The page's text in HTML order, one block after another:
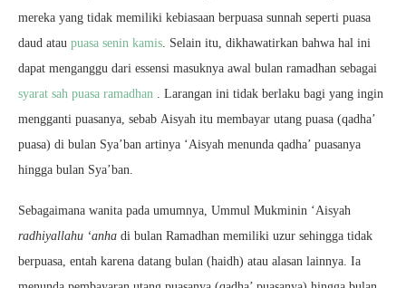
mereka yang tidak memiliki kebiasaan berpuasa sunnah seperti puasa
daud atau puasa senin kamis. Selain itu, dikhawatirkan bahwa hal ini
dapat menganggu dari essensi masuknya awal bulan ramadhan sebagai
syarat sah puasa ramadhan . Larangan ini tidak berlaku bagi yang ingin
mengganti puasanya, sebab Aisyah itu membayar utang puasa (qadha’
puasa) di bulan Sya’ban artinya ‘Aisyah menunda qadha’ puasanya
hingga bulan Sya’ban.
Sebagaimana wanita pada umumnya, Ummul Mukminin ‘Aisyah
radhiyallahu ‘anha di bulan Ramadhan memiliki uzur sehingga tidak
berpuasa, entah karena datang bulan (haidh) atau alasan lainnya. Ia